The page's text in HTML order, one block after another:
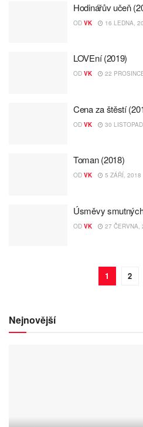
Hodinářův učeň
OD VK 16 LEDNA,
LOVEní (2019)
OD VK 22
Cena za štěstí
OD VK 30
Toman (2018)
OD VK 5 ZÁŘÍ, 2018
Úsměvy
OD VK 27 ČERVNA,
1 2
Nejnovější